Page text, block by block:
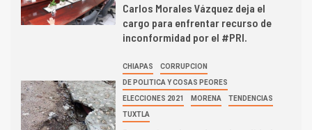
Carlos Morales Vázquez deja el
cargo para enfrentar recurso de
inconformidad por el #PRI.
CHIAPAS CORRUPCION
DE POLITICA Y COSAS PEORES
ELECCIONES 2021 MORENA TENDENCIAS
TUXTLA